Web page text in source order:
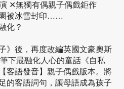
✕無獨有偶親子偶戲鉅作
被冰雪封印……
化？
》後，再度改編英國文豪奧斯
下最融化人心的童話《自私
客語發音】親子偶戲版本。將
的客語詞句，讓母語成為孩子